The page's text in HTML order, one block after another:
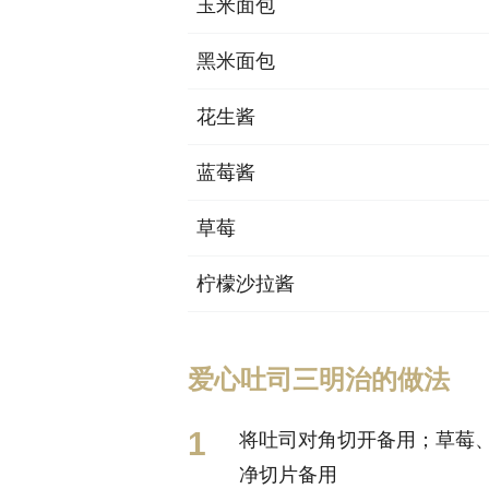
玉米面包
黑米面包
花生酱
蓝莓酱
草莓
柠檬沙拉酱
爱心吐司三明治的做法
将吐司对角切开备用；草莓
净切片备用